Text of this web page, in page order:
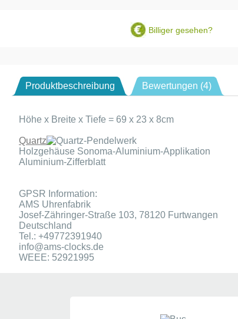
Billiger gesehen?
Produktbeschreibung Bewertungen (4)
Höhe x Breite x Tiefe = 69 x 23 x 8cm
Quartz
-Pendelwerk
Holzgehäuse Sonoma-Aluminium-Applikation
Aluminium-Zifferblatt
GPSR Information:
AMS Uhrenfabrik
Josef-Zähringer-Straße 103, 78120 Furtwangen
Deutschland
Tel.: +49772391940
info@ams-clocks.de
WEEE: 52921995